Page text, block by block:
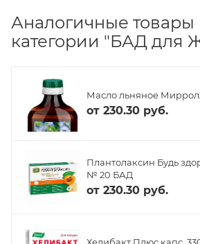
Аналогичные товары
категории "БАД для
Масло льняное
от 230.30 руб.
Плантолаксин Будь
№ 20 БАД
от 230.30 руб.
Хелибакт Плюс капс.